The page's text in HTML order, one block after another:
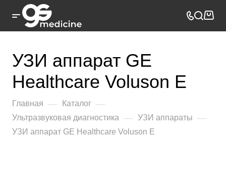
УЗИ аппарат GE
Healthcare Voluson E
Главная — Каталог —
Ультразвуковая диагностика — УЗИ аппараты —
УЗИ аппарат GE Healthcare Voluson E